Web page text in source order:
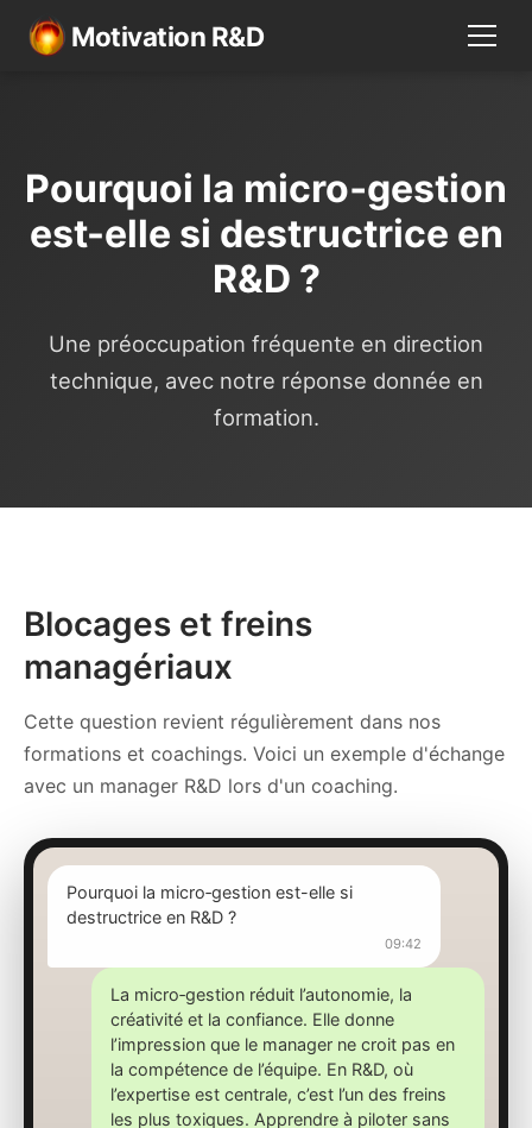
Motivation R&D
Pourquoi la micro‑gestion
est-elle si destructrice en
R&D ?
Une préoccupation fréquente en direction
technique, avec notre réponse donnée en
formation.
Blocages et freins
managériaux
Cette question revient régulièrement dans nos
formations et coachings. Voici un exemple d'échange
avec un manager R&D lors d'un coaching.
Pourquoi la micro‑gestion est-elle si
destructrice en R&D ?
09:42
La micro‑gestion réduit l’autonomie, la
créativité et la confiance. Elle donne
l’impression que le manager ne croit pas en
la compétence de l’équipe. En R&D, où
l’expertise est centrale, c’est l’un des freins
les plus toxiques. Apprendre à piloter sans